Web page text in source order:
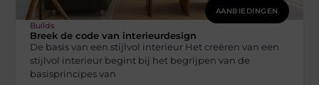
AANBIEDINGEN
Builds
Breek de code van interieurdesign
De basis van een stijlvol interieur Het creëren van een
stijlvol interieur begint bij het begrijpen van de
basisprincipes van